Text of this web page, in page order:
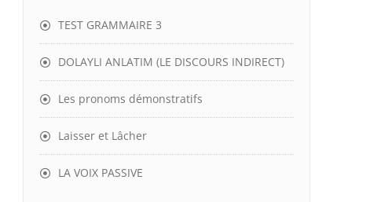
TEST GRAMMAIRE 3
DOLAYLI ANLATIM (LE DISCOURS INDIRECT)
Les pronoms démonstratifs
Laisser et Lâcher
LA VOIX PASSIVE